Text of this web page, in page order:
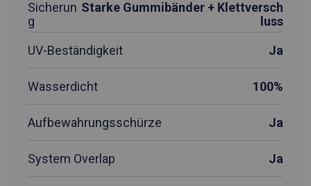
Sicherun
g
Starke Gummibänder + Klettversch
luss
UV-Beständigkeit
Ja
Wasserdicht 100%
Aufbewahrungsschürze Ja
System Overlap Ja